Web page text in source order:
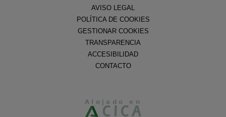
AVISO LEGAL
POLÍTICA DE COOKIES
GESTIONAR COOKIES
TRANSPARENCIA
ACCESIBILIDAD
CONTACTO